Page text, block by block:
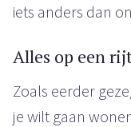
iets anders dan
Alles op een
Zoals eerder
je wilt gaan